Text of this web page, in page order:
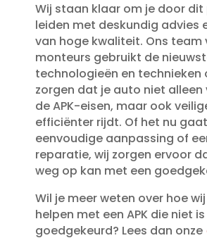
Wij staan klaar om je door
leiden met deskundig advies
van hoge kwaliteit.​ Ons team
monteurs gebruikt de
technologieën en technieken
zorgen dat je auto niet
de APK-eisen, maar ook
efficiënter rijdt.​ Of het nu
eenvoudige aanpassing of
reparatie, wij zorgen ervoor
weg op kan met een
Wil je meer weten over hoe
helpen met een APK die niet is
goedgekeurd? Lees dan onze